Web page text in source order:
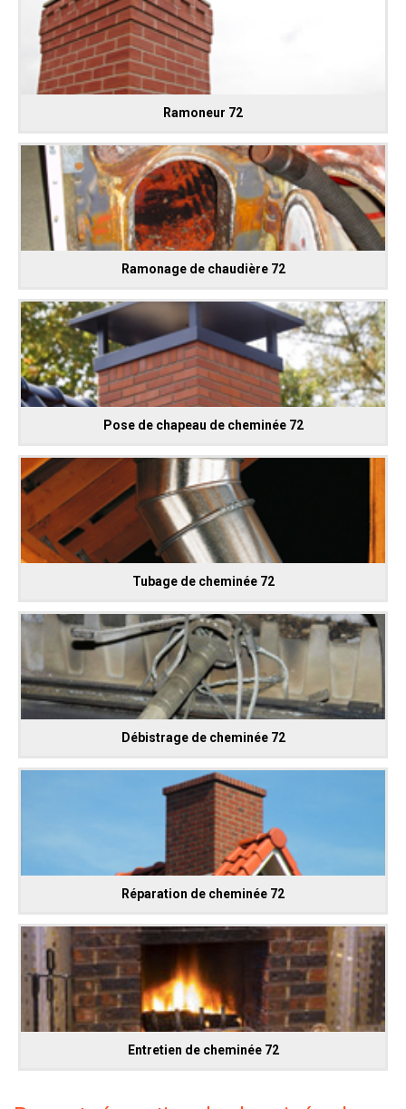
Ramoneur 72
Ramonage de chaudière 72
Pose de chapeau de cheminée 72
Tubage de cheminée 72
Débistrage de cheminée 72
Réparation de cheminée 72
Entretien de cheminée 72